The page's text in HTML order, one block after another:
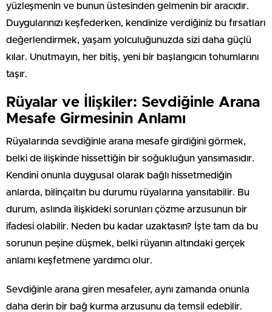
yüzleşmenin ve bunun üstesinden gelmenin bir aracıdır.
Duygularınızı keşfederken, kendinize verdiğiniz bu fırsatları
değerlendirmek, yaşam yolculuğunuzda sizi daha güçlü
kılar. Unutmayın, her bitiş, yeni bir başlangıcın tohumlarını
taşır.
Rüyalar ve İlişkiler: Sevdiğinle Arana
Mesafe Girmesinin Anlamı
Rüyalarında sevdiğinle arana mesafe girdiğini görmek,
belki de ilişkinde hissettiğin bir soğukluğun yansımasıdır.
Kendini onunla duygusal olarak bağlı hissetmediğin
anlarda, bilinçaltın bu durumu rüyalarına yansıtabilir. Bu
durum, aslında ilişkideki sorunları çözme arzusunun bir
ifadesi olabilir. Neden bu kadar uzaktasın? İşte tam da bu
sorunun peşine düşmek, belki rüyanın altındaki gerçek
anlamı keşfetmene yardımcı olur.
Sevdiğinle arana giren mesafeler, aynı zamanda onunla
daha derin bir bağ kurma arzusunu da temsil edebilir.